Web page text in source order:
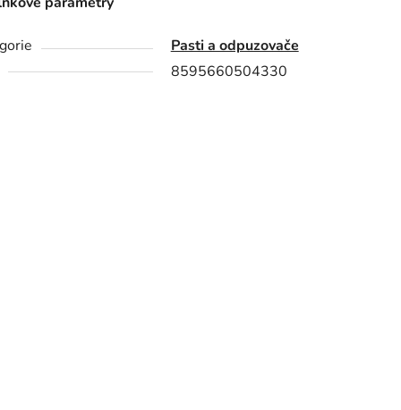
Pasti a odpuzovače
8595660504330